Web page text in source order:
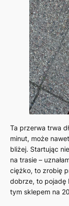
Ta przerwa trwa
minut, może
bliżej. Startując
na trasie –
ciężko, to zrobię
dobrze, to pojadę
tym sklepem na